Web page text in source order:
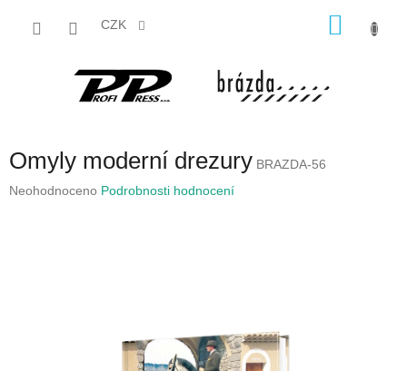
CZK
Omyly moderní drezury BRAZDA-56
Průměrné
Neohodnoceno Podrobnosti hodnocení